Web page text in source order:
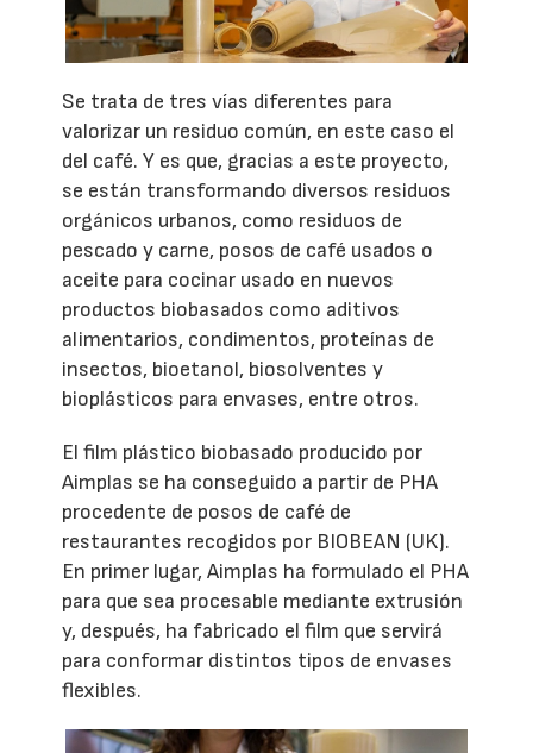
Se trata de tres vías diferentes para
valorizar un residuo común, en este caso el
del café. Y es que, gracias a este proyecto,
se están transformando diversos residuos
orgánicos urbanos, como residuos de
pescado y carne, posos de café usados o
aceite para cocinar usado en nuevos
productos biobasados como aditivos
alimentarios, condimentos, proteínas de
insectos, bioetanol, biosolventes y
bioplásticos para envases, entre otros.
El film plástico biobasado producido por
Aimplas se ha conseguido a partir de PHA
procedente de posos de café de
restaurantes recogidos por BIOBEAN (UK).
En primer lugar, Aimplas ha formulado el PHA
para que sea procesable mediante extrusión
y, después, ha fabricado el film que servirá
para conformar distintos tipos de envases
flexibles.